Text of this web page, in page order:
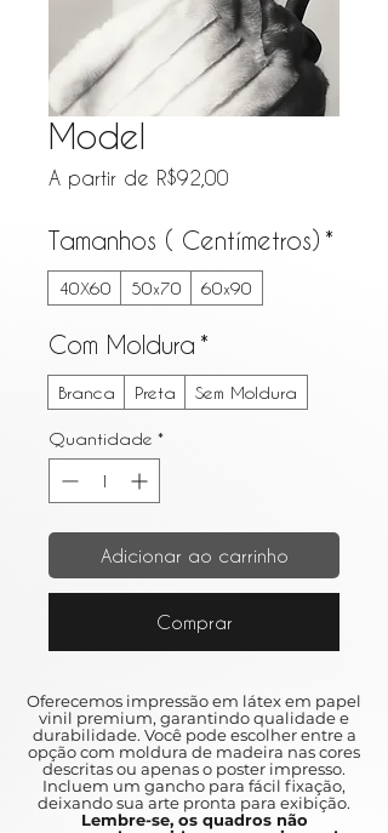
Model
A partir de R$92,00
Tamanhos ( Centímetros) *
40X60 50x70 60x90
Com Moldura *
Branca Preta Sem Moldura
Quantidade *
Adicionar ao carrinho
Comprar
Oferecemos impressão em látex em papel
vinil premium, garantindo qualidade e
durabilidade. Você pode escolher entre a
opção com moldura de madeira nas cores
descritas ou apenas o poster impresso.
Incluem um gancho para fácil fixação,
deixando sua arte pronta para exibição.
Lembre-se, os quadros não